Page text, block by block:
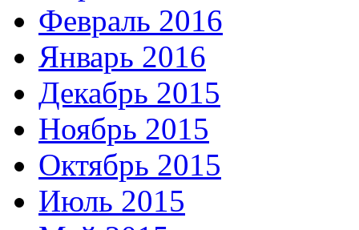
Февраль 2016
Январь 2016
Декабрь 2015
Ноябрь 2015
Октябрь 2015
Июль 2015